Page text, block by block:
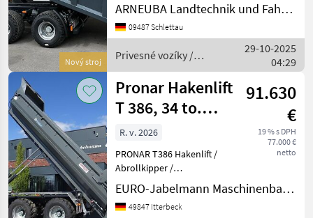
Nový stroj
Zul. Gesamtgewicht 15000
ARNEUBA Landtechnik und Fahrzeuge GmbH Vertrieb und Service
09487 Schlettau
Privesné vozíky /
Pronar
29-10-2025
04:29
Pronar Hakenlift
T 386, 34 to.
zGG, mit Schub-
und Kni
91.630
€
19 % s DPH
77.000 €
netto
R. v. 2026
PRONAR T386 Hakenlift /
Abrollkipper /
Containeranhänger – neues
Modell mit Schub- und
Knickarm + hydr.
EURO-Jabelmann Maschinenbau GmbH
49847 Itterbeck